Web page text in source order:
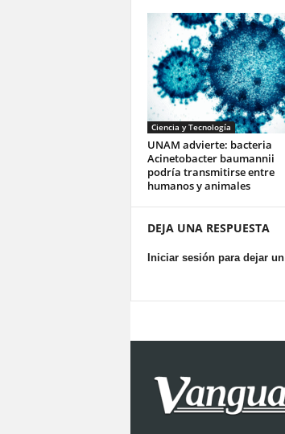
Ciencia y Tecnología
UNAM advierte: bacteria
Acinetobacter baumannii
podría transmitirse entre
humanos y animales
DEJA UNA RESPUESTA
Iniciar sesión para dejar